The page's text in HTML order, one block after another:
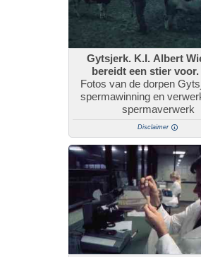
Gytsjerk. K.I. Albert
bereidt een stier voor.
Fotos van de dorpen
spermawinning en
spermaverwerk
Disclaimer